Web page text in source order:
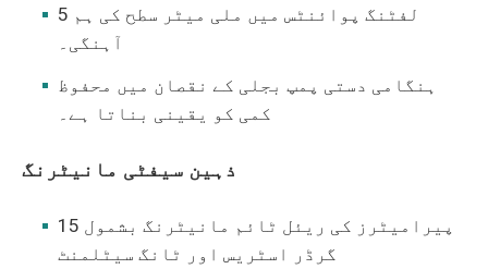
5 لفٹنگ پوائنٹس میں ملی میٹر سطح کی ہم
آہنگی۔
ہنگامی دستی پمپ بجلی کے نقصان میں محفوظ
کمی کو یقینی بناتا ہے۔
ذہین سیفٹی مانیٹرنگ
15 پیرامیٹرز کی ریئل ٹائم مانیٹرنگ بشمول
گرڈر اسٹریس اور ٹانگ سیٹلمنٹ